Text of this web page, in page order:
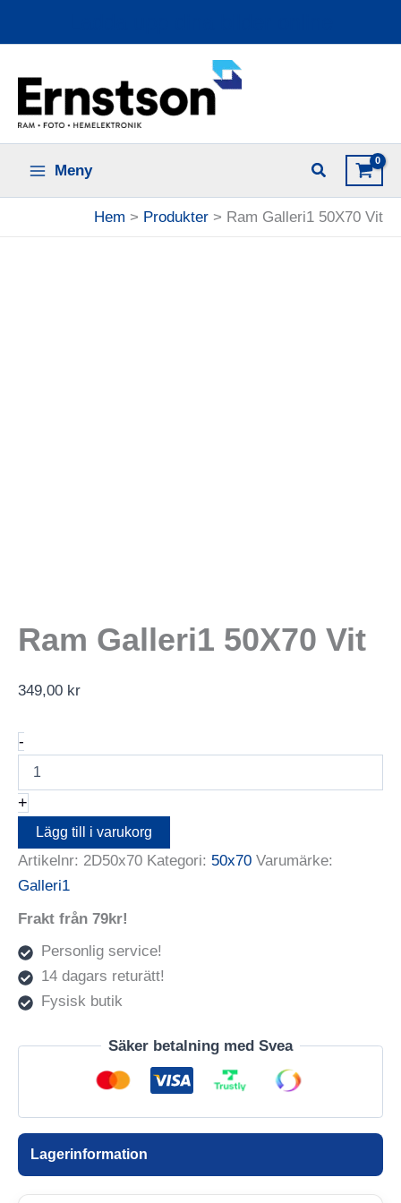
Meny
Hem Produkter Ram Galleri1 50X70 Vit
Ram Galleri1 50X70 Vit
349,00 kr
-Ram
Galleri1
50X70
Vit
mängd
+
Lägg till i varukorg
Artikelnr: 2D50x70 Kategori: 50x70 Varumärke:
Galleri1
Frakt från 79kr!
Personlig service!
14 dagars returätt!
Fysisk butik
Säker betalning med Svea
Lagerinformation